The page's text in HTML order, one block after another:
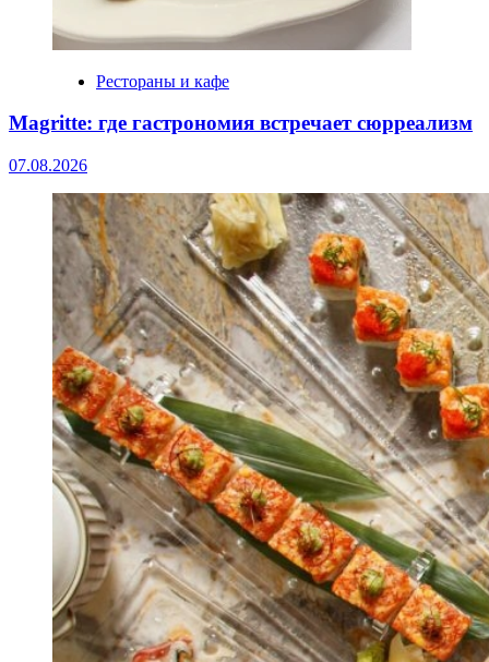
Рестораны и кафе
Magritte: где гастрономия встречает сюрреализм
07.08.2026